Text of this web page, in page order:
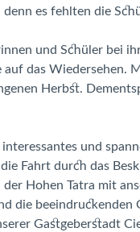
es fehlten die
und Schüler bei
das Wiedersehen.
Herbst.
und
Fahrt durch das
Hohen Tatra mit
die beeindruckenden
Gastgeberstadt